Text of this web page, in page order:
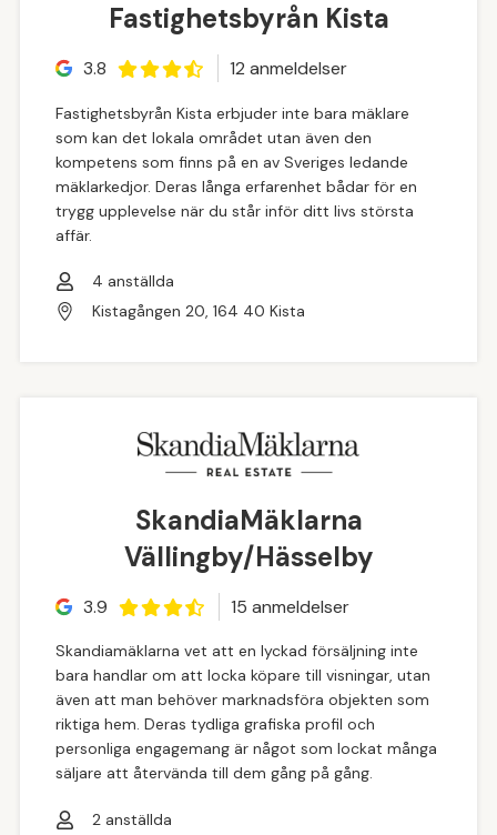
Fastighetsbyrån Kista
3.8 12 anmeldelser
Fastighetsbyrån Kista erbjuder inte bara mäklare
som kan det lokala området utan även den
kompetens som finns på en av Sveriges ledande
mäklarkedjor. Deras långa erfarenhet bådar för en
trygg upplevelse när du står inför ditt livs största
affär.
4 anställda
Kistagången 20, 164 40 Kista
SkandiaMäklarna
Vällingby/Hässelby
3.9 15 anmeldelser
Skandiamäklarna vet att en lyckad försäljning inte
bara handlar om att locka köpare till visningar, utan
även att man behöver marknadsföra objekten som
riktiga hem. Deras tydliga grafiska profil och
personliga engagemang är något som lockat många
säljare att återvända till dem gång på gång.
2anställda